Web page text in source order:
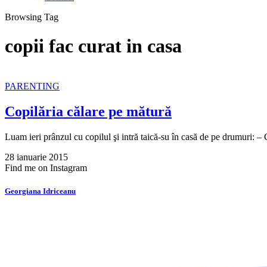
Browsing Tag
copii fac curat in casa
PARENTING
Copilăria călare pe mătură
Luam ieri prânzul cu copilul şi intră taică-su în casă de pe drumuri:
28 ianuarie 2015
Find me on Instagram
Georgiana Idriceanu